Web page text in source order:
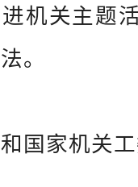
关主题
。
国家机关